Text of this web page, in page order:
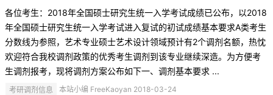
各位考生：2018年全国硕士研究生统一入学考试成绩已公布，以2018
年全国硕士研究生统一入学考试进入复试的初试成绩基本要求A类考生
分数线为参照，艺术专业硕士艺术设计领域预计有2个调剂名额，热忱
欢迎符合我校调剂政策的优秀考生调剂到该专业继续深造。为方便考
生调剂报考，现将调剂方案公布如下一、调剂基本要求 ...
考研调剂信息 本站小编 FreeKaoyan 2018-03-24